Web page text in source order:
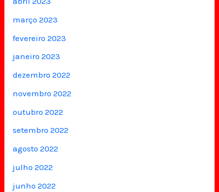
março 2023
fevereiro 2023
janeiro 2023
dezembro 2022
novembro 2022
outubro 2022
setembro 2022
agosto 2022
julho 2022
junho 2022